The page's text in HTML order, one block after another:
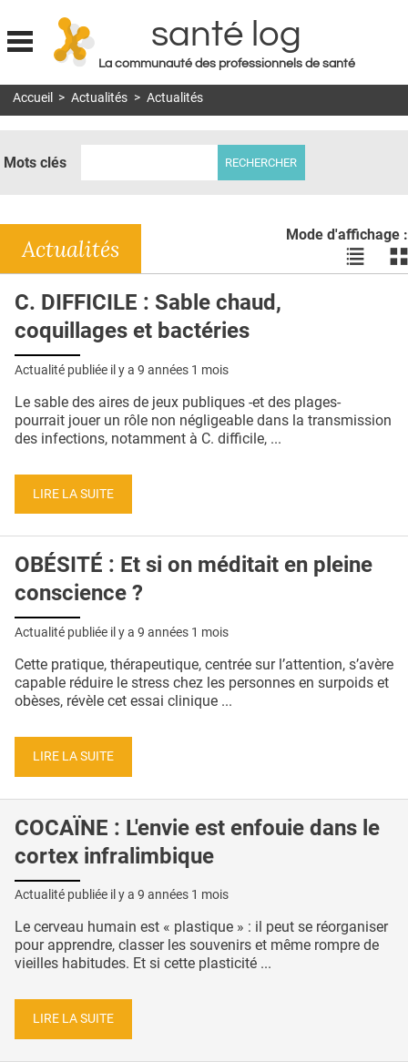
Jump to navigation
santé log
La communauté des professionnels de santé
MON COMPTE
DOSSIERS
RÉSEAUX
E-REVUE SAD
THÉMA
QUI SOMMES-NOUS ?
CONDITIONS GÉNÉRALES
CRÉDITS
Accueil > Actualités > Actualités
Mots clés
Mode d'affichage :
Voir
les
les
Actualités
C. DIFFICILE : Sable chaud,
coquillages et bactéries
Actualité publiée il y a 9 années 1 mois
Le sable des aires de jeux publiques -et des plages-
pourrait jouer un rôle non négligeable dans la transmission
des infections, notamment à C. difficile, ...
LIRE LA SUITE
OBÉSITÉ : Et si on méditait en pleine
conscience ?
Actualité publiée il y a 9 années 1 mois
Cette pratique, thérapeutique, centrée sur l’attention, s’avère
capable réduire le stress chez les personnes en surpoids et
obèses, révèle cet essai clinique ...
LIRE LA SUITE
COCAÏNE : L'envie est enfouie dans le
cortex infralimbique
Actualité publiée il y a 9 années 1 mois
Le cerveau humain est « plastique » : il peut se réorganiser
pour apprendre, classer les souvenirs et même rompre de
vieilles habitudes. Et si cette plasticité ...
LIRE LA SUITE